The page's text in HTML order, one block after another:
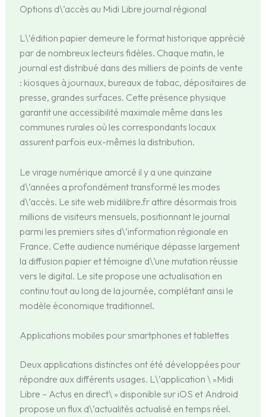
Options d\’accès au Midi Libre journal régional
L\’édition papier demeure le format historique apprécié
par de nombreux lecteurs fidèles. Chaque matin, le
journal est distribué dans des milliers de points de vente
: kiosques à journaux, bureaux de tabac, dépositaires de
presse, grandes surfaces. Cette présence physique
garantit une accessibilité maximale même dans les
communes rurales où les correspondants locaux
assurent parfois eux-mêmes la distribution.
Le virage numérique amorcé il y a une quinzaine
d\’années a profondément transformé les modes
d\’accès. Le site web midilibre.fr attire désormais trois
millions de visiteurs mensuels, positionnant le journal
parmi les premiers sites d\’information régionale en
France. Cette audience numérique dépasse largement
la diffusion papier et témoigne d\’une mutation réussie
vers le digital. Le site propose une actualisation en
continu tout au long de la journée, complétant ainsi le
modèle économique traditionnel.
Applications mobiles pour smartphones et tablettes
Deux applications distinctes ont été développées pour
répondre aux différents usages. L\’application \ »Midi
Libre – Actus en direct\ » disponible sur iOS et Android
propose un flux d\’actualités actualisé en temps réel.